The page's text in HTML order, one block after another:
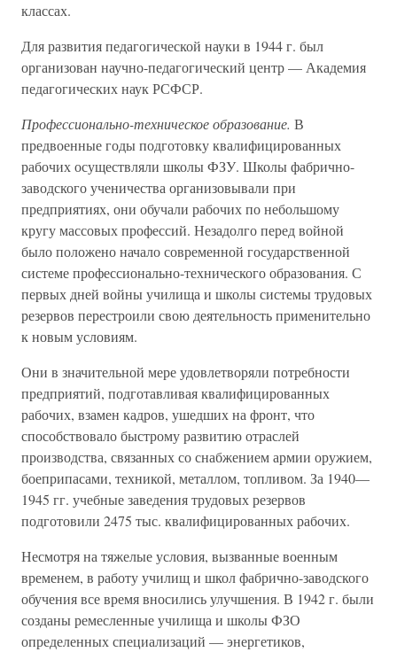
классах.
Для развития педагогической науки в 1944 г. был
организован научно-педагогический центр — Академия
педагогических наук РСФСР.
Профессионально-техническое образование. В
предвоенные годы подготовку квалифицированных
рабочих осуществляли школы ФЗУ. Школы фабрично-
заводского ученичества организовывали при
предприятиях, они обучали рабочих по небольшому
кругу массовых профессий. Незадолго перед войной
было положено начало современной государственной
системе профессионально-технического образования. С
первых дней войны училища и школы системы трудовых
резервов перестроили свою деятельность применительно
к новым условиям.
Они в значительной мере удовлетворяли потребности
предприятий, подготавливая квалифицированных
рабочих, взамен кадров, ушедших на фронт, что
способствовало быстрому развитию отраслей
производства, связанных со снабжением армии оружием,
боеприпасами, техникой, металлом, топливом. За 1940—
1945 гг. учебные заведения трудовых резервов
подготовили 2475 тыс. квалифицированных рабочих.
Несмотря на тяжелые условия, вызванные военным
временем, в работу училищ и школ фабрично-заводского
обучения все время вносились улучшения. В 1942 г. были
созданы ремесленные училища и школы ФЗО
определенных специализаций — энергетиков,